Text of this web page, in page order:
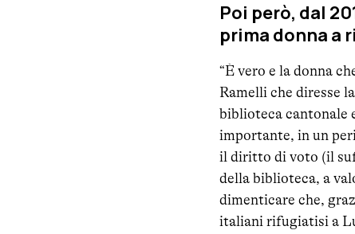
Poi però, dal
prima donna a
“È vero e la donna
Ramelli che diresse
biblioteca cantonale
importante, in un
il diritto di voto (il
della biblioteca, a
dimenticare che,
italiani rifugiatisi a